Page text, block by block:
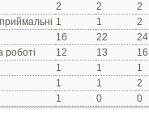
2 2
2
1 1
2
16 22
24
роботі
12 13
16
1 1
1
1 1
2
1 0 0